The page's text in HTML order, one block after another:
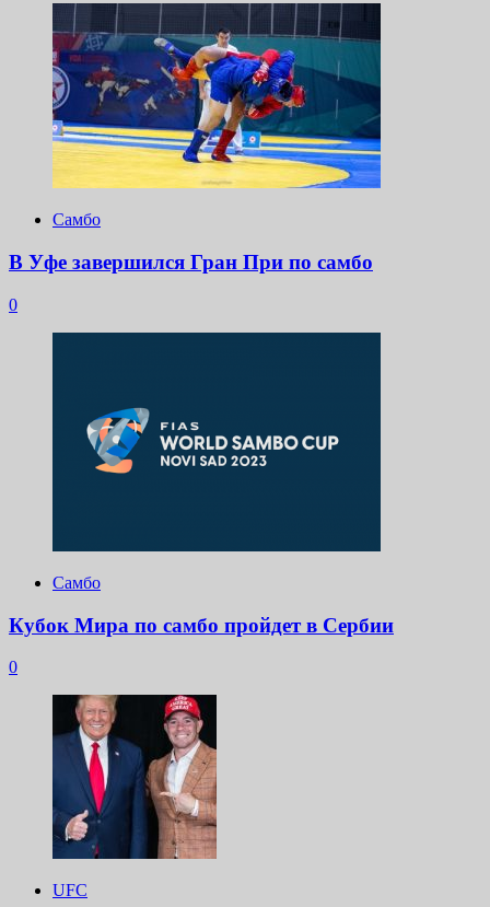
Самбо
В Уфе завершился Гран При по самбо
0
Самбо
Кубок Мира по самбо пройдет в Сербии
0
UFC